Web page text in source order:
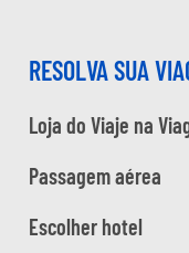
RESOLVA SUA
Loja do Viaje na
Passagem aérea
Escolher hotel